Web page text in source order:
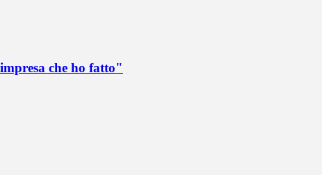
che ho fatto"